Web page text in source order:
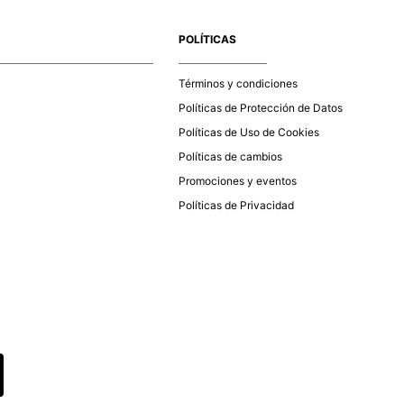
puedes ingresar al menú de “Mi cuenta - Mis Pedidos” en
POLÍTICAS
Términos y condiciones
Políticas de Protección de Datos
Políticas de Uso de Cookies
Políticas de cambios
Promociones y eventos
Políticas de Privacidad